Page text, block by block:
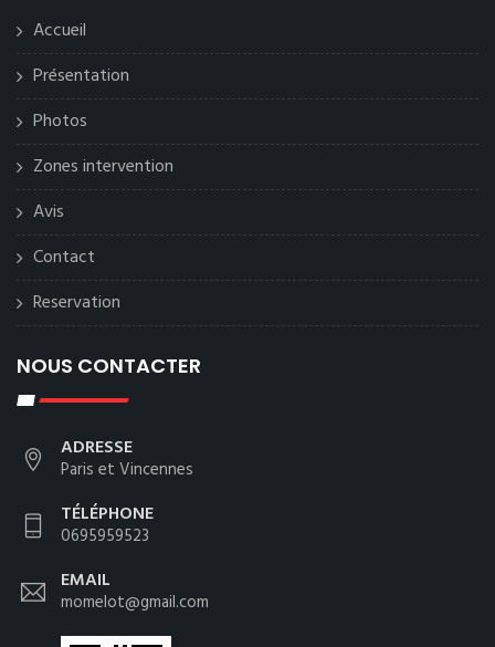
Accueil
Présentation
Photos
Zones intervention
Avis
Contact
Reservation
NOUS CONTACTER
ADRESSE
Paris et Vincennes
TÉLÉPHONE
0695959523
EMAIL
momelot@gmail.com